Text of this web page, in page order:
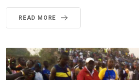
READ MORE